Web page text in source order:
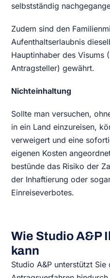
selbstständig
Zudem sind den
Aufenthaltserlaubnis
Hauptinhaber des Visums
Antragsteller) gewährt.
Nichteinhaltung
Sollte man versuchen,
in ein Land einzureisen,
verweigert und eine
eigenen Kosten
bestünde das Risiko der
der Inhaftierung oder
Einreiseverbotes.
Wie Studio A&P
kann
Studio A&P unterstützt